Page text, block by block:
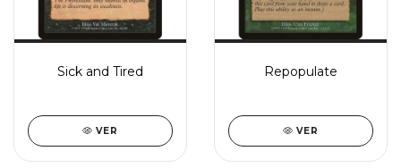
Sick and Tired
VER
Repopulate
VER